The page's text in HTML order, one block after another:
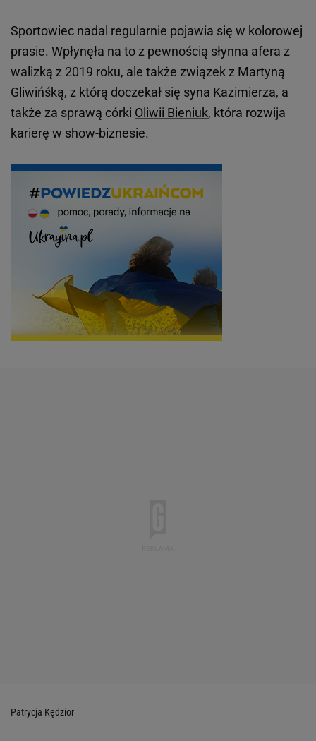
Sportowiec nadal regularnie pojawia się w kolorowej
prasie. Wpłynęła na to z pewnością słynna afera z
walizką z 2019 roku, ale także związek z Martyną
Gliwińśką, z którą doczekał się syna Kazimierza, a
także za sprawą córki Oliwii Bieniuk, która rozwija
karierę w show-biznesie.
Patrycja Kędzior